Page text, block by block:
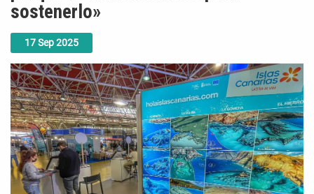
17Sep2025
sostenerlo»